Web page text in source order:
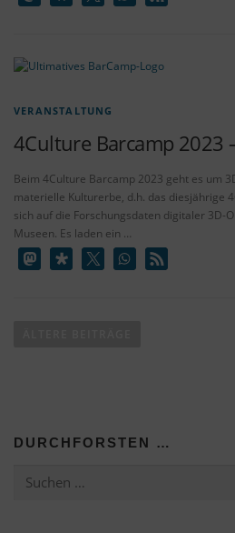
VERANSTALTUNG
4Culture Barcamp 2023
Beim 4Culture Barcamp 2023 geht es um
materielle Kulturerbe, d.h. das diesjährige
sich auf die Forschungsdaten digitaler 3D-
Museen. Es laden ein …
g
DURCHFORSTEN …
nach: